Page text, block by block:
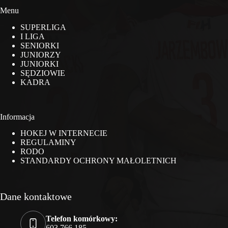
Menu
SUPERLIGA
I LIGA
SENIORKI
JUNIORZY
JUNIORKI
SĘDZIOWIE
KADRA
Informacja
HOKEJ W INTERNECIE
REGULAMINY
RODO
STANDARDY OCHRONY MAŁOLETNICH
Dane kontaktowe
Telefon komórkowy: